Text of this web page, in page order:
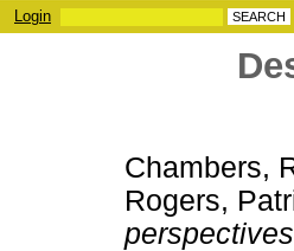
Login
Chambers,
Rogers,